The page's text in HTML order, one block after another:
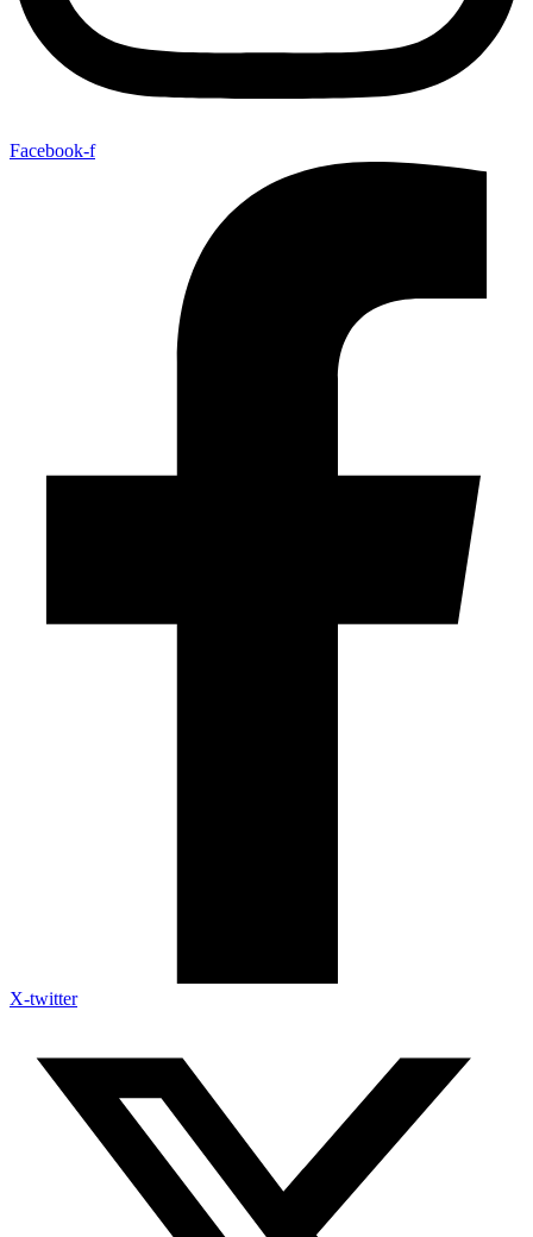
Facebook-f
X-twitter